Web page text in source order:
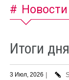
Новости
Итоги
3 Июл, 2026 |